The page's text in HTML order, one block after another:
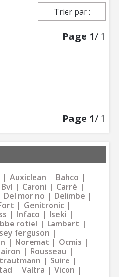
Trier par :
Page 1/ 1
Page 1/ 1
Auxiclean
Bahco
Bvl Caroni
Carré
Del morino
Delimbe
Genitronic
Infaco
Iseki
rotiel
Lambert
ferguson
Noremat
Ocmis
Rousseau
Suire
Valtra
Vicon